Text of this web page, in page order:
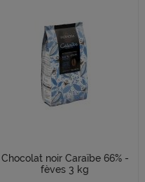
Chocolat noir Caraïbe 66% -
fèves 3 kg